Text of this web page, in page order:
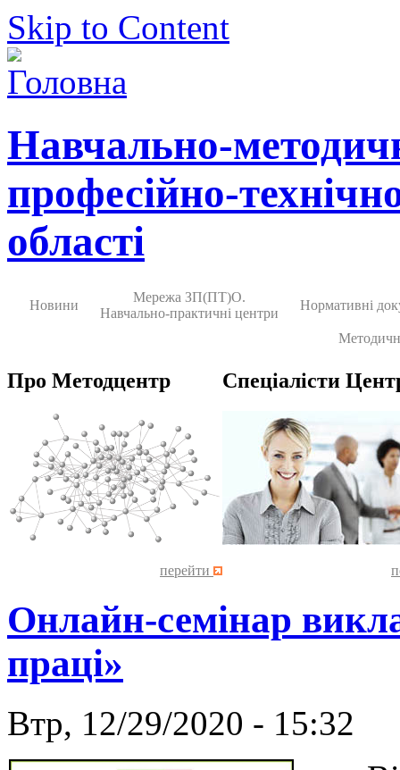
Skip to Content
Навчально-
професійно-
області
Новини
Мережа ЗП(ПТ)О.
Навчально-практичні центри
Нормативні
Про Методцентр
перейти
Спеціалісти
Онлайн-семінар
праці»
Втр, 12/29/2020 - 15:32